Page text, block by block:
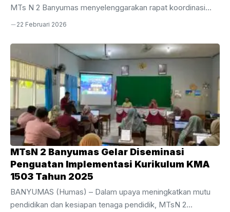
MTs N 2 Banyumas menyelenggarakan rapat koordinasi
penting terkait pengelolaan dana umat pada Sabtu (21/02).
Hikmah MTs N 2 Banyumas, tepat setelah agenda doa
bersama di ruang guru pada pukul 07.15 hingga 08.00 WIB.
Rapat ini difokuskan pada pembahasan teknis
pentasyarufan dana zakat yang bersumber dari
pengembalian 60% dana zakat ASN melalui UPZ Pusat
Kemenag Kabupaten Banyumas.Jalannya rapat dipimpin
langsung oleh Ketua UPZ Cabang MTs ...
22 Februari 2026
MTsN 2 Banyumas Gelar Diseminasi
Penguatan Implementasi Kurikulum KMA
1503 Tahun 2025
BANYUMAS (Humas) – Dalam upaya meningkatkan mutu
pendidikan dan kesiapan tenaga pendidik, MTsN 2